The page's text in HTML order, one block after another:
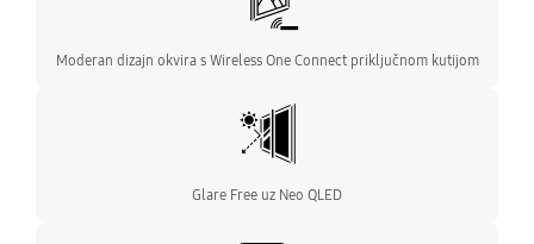
Moderan dizajn okvira s Wireless One Connect priključnom kutijom
Glare Free uz Neo QLED